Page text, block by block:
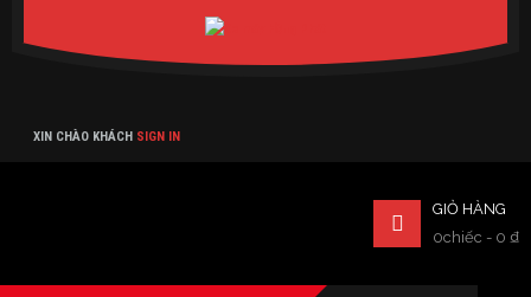
XIN CHÀO KHÁCH SIGN IN
GIỎ HÀNG
0chiếc - 0 ₫